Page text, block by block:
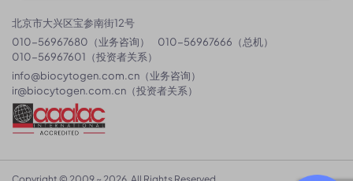
北京市大兴区宝参南街12号
010-56967680（业务咨询）
010-56967666（总机）
010-56967601（投资者关系）
info@biocytogen.com.cn （业务咨询）
ir@biocytogen.com.cn （投资者关系）